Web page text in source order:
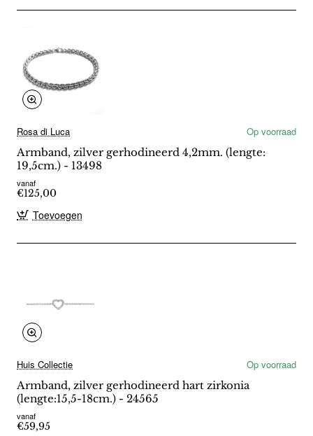
Rosa di Luca
Op voorraad
Armband, zilver gerhodineerd 4,2mm. (lengte:
19,5cm.) - 13498
vanaf
€125,00
Toevoegen
Huis Collectie
Op voorraad
Armband, zilver gerhodineerd hart zirkonia
(lengte:15,5-18cm.) - 24565
vanaf
€59,95